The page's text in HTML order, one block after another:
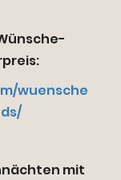
wuensche
mit